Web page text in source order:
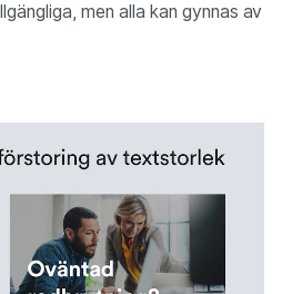
men alla kan gynnas av